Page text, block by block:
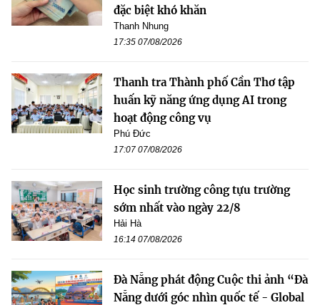
đặc biệt khó khăn
Thanh Nhung
17:35 07/08/2026
Thanh tra Thành phố Cần Thơ tập
huấn kỹ năng ứng dụng AI trong
hoạt động công vụ
Phú Đức
17:07 07/08/2026
Học sinh trường công tựu trường
sớm nhất vào ngày 22/8
Hải Hà
16:14 07/08/2026
Đà Nẵng phát động Cuộc thi ảnh “Đà
Nẵng dưới góc nhìn quốc tế - Global